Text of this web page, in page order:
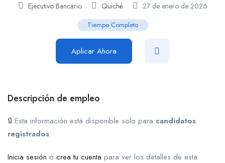
Ejecutivo Bancario Quiché 27 de enero de 2026
Tiempo Completo
Aplicar Ahora
Descripción de empleo
🔒 Esta información está disponible solo para candidatos
registrados.
Inicia sesión o crea tu cuenta para ver los detalles de esta